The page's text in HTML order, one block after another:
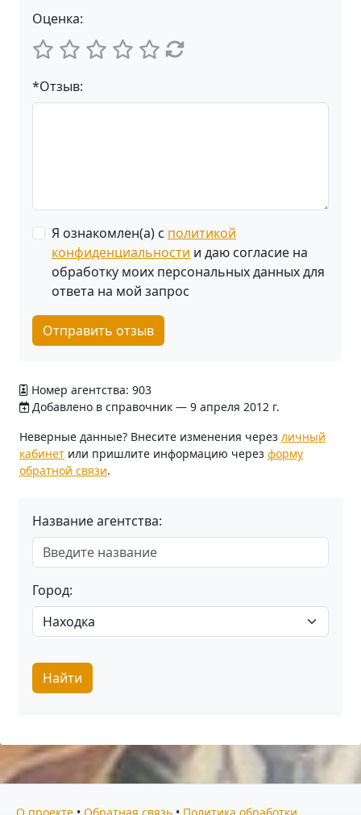
Оценка:
*Отзыв:
Я ознакомлен(а) с политикой
конфиденциальности и даю согласие на
обработку моих персональных данных для
ответа на мой запрос
Отправить отзыв
Номер агентства: 903
Добавлено в справочник — 9 апреля 2012 г.
Неверные данные? Внесите изменения через личный
кабинет или пришлите информацию через форму
обратной связи.
Название агентства:
Город:
Найти